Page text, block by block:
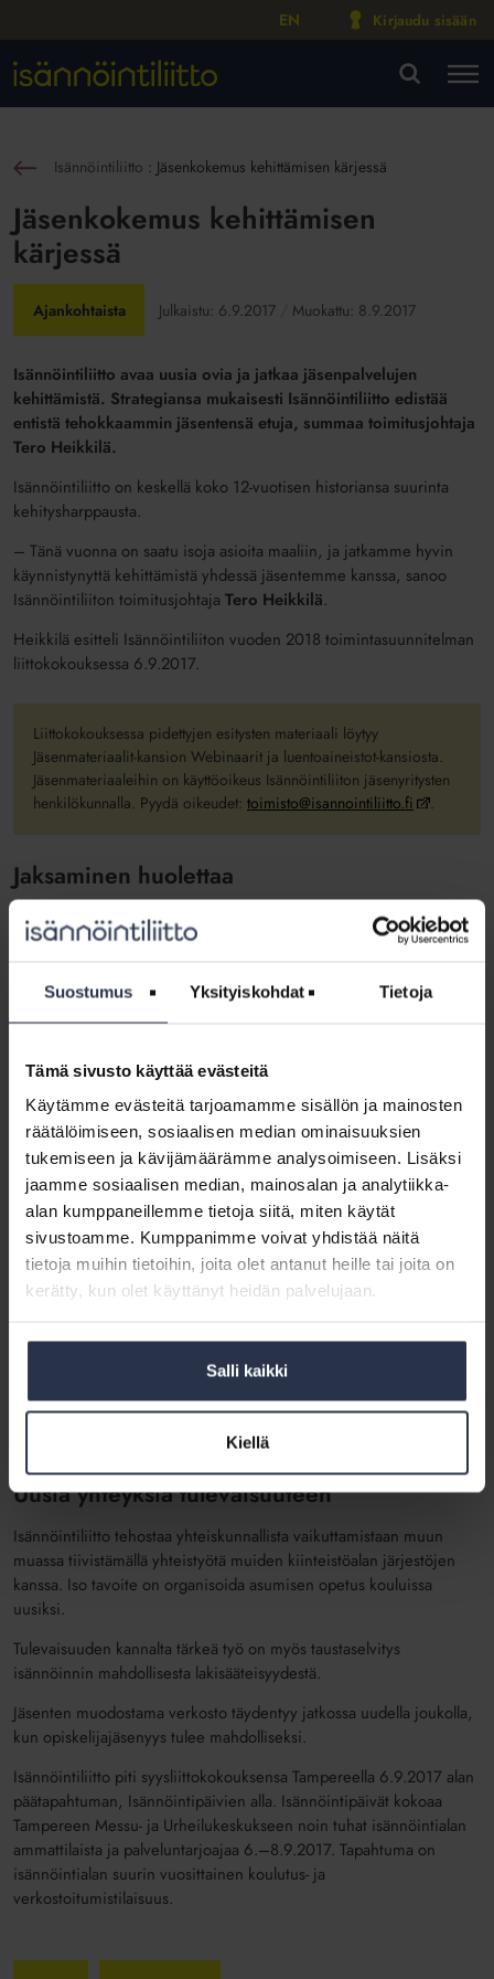
Suostumus Yksityiskohdat Tietoja
Tämä sivusto käyttää evästeitä
Käytämme evästeitä tarjoamamme sisällön ja mainosten
räätälöimiseen, sosiaalisen median ominaisuuksien
tukemiseen ja kävijämäärämme analysoimiseen. Lisäksi
jaamme sosiaalisen median, mainosalan ja analytiikka-
alan kumppaneillemme tietoja siitä, miten käytät
sivustoamme. Kumppanimme voivat yhdistää näitä
tietoja muihin tietoihin, joita olet antanut heille tai joita on
kerätty, kun olet käyttänyt heidän palvelujaan.
Salli kaikki
Kiellä
EN Kirjaudu sisään
Isännöintiliitto : Jäsenkokemus kehittämisen kärjessä
Jäsenkokemus kehittämisen
kärjessä
Ajankohtaista Julkaistu: 6.9.2017 Muokattu: 8.9.2017
Isännöintiliitto avaa uusia ovia ja jatkaa jäsenpalvelujen
kehittämistä. Strategiansa mukaisesti Isännöintiliitto edistää
entistä tehokkaammin jäsentensä etuja, summaa toimitusjohtaja
Tero Heikkilä.
Isännöintiliitto on keskellä koko 12-vuotisen historiansa suurinta
kehitysharppausta.
– Tänä vuonna on saatu isoja asioita maaliin, ja jatkamme hyvin
käynnistynyttä kehittämistä yhdessä jäsentemme kanssa, sanoo
Isännöintiliiton toimitusjohtajaTero Heikkilä.
Heikkilä esitteli Isännöintiliiton vuoden 2018 toimintasuunnitelman
liittokokouksessa 6.9.2017.
Liittokokouksessa pidettyjen esitysten materiaali löytyy
Jäsenmateriaalit-kansion Webinaarit ja luentoaineistot-kansiosta.
Jäsenmateriaaleihin on käyttöoikeus Isännöintiliiton jäsenyritysten
henkilökunnalla. Pyydä oikeudet: toimisto@isannointiliitto.fi .
Jaksaminen huolettaa
Tuoreiden tutkimustulosten mukaan työhyvinvointi jakaa alaa.
muassa yritysten johtamista pitää uudistaa, Heikkilä sanoo.
Hyvä työntekijäkokemus syntyy terveestä liiketoiminnasta, jossa on
alan työhyvinvointia muun muassa järjestämällä valmennusta niin
johdolle kuin ammattilaisille.
Jäsenpalvelut digitalisoituvat
Jäsenten sähköisten palvelujen uudistus näkyy jo uusina
verkkosivuina. Isännöintiliitto jatkaa jäsenpalvelujen ja
palveluliiketoiminnan tuen kehittämistä.
– Sähköisen asioinnin ja asiakaskokemuksen parantaminen on
koko isännöintialan yhteinen haaste. Tutkimus- ja
saa uusia ominaisuuksia. Isännöintiliitto seuraa palvelun avulla
Uusia yhteyksiä tulevaisuuteen
Isännöintiliitto tehostaa yhteiskunnallista vaikuttamistaan muun
muassa tiivistämällä yhteistyötä muiden kiinteistöalan järjestöjen
kanssa. Iso tavoite on organisoida asumisen opetus kouluissa
uusiksi.
Tulevaisuuden kannalta tärkeä työ on myös taustaselvitys
isännöinnin mahdollisesta lakisääteisyydestä.
Jäsenten muodostama verkosto täydentyy jatkossa uudella joukolla,
kun opiskelijajäsenyys tulee mahdolliseksi.
Isännöintiliitto piti syysliittokokouksensa Tampereella 6.9.2017 alan
päätapahtuman, Isännöintipäivien alla. Isännöintipäivät kokoaa
Tampereen Messu- ja Urheilukeskukseen noin tuhat isännöintialan
ammattilaista ja palveluntarjoajaa 6.–8.9.2017. Tapahtuma on
isännöintialan suurin vuosittainen koulutus- ja
verkostoitumistilaisuus.